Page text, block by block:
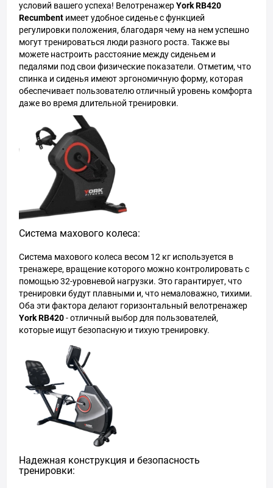
условий вашего успеха! ВелотренажерYork RB420
Recumbent имеет удобное сиденье с функцией
регулировки положения, благодаря чему на нем успешно
могут тренироваться люди разного роста. Также вы
можете настроить расстояние между сиденьем и
педалями под свои физические показатели. Отметим, что
спинка и сиденья имеют эргономичную форму, которая
обеспечивает пользователю отличный уровень комфорта
даже во время длительной тренировки.
Система махового колеса:
Система махового колеса весом 12 кг используется в
тренажере, вращение которого можно контролировать с
помощью 32-уровневой нагрузки. Это гарантирует, что
тренировки будут плавными и, что немаловажно, тихими.
Оба эти фактора делают горизонтальный велотренажер
York RB420- отличный выбор для пользователей,
которые ищут безопасную и тихую тренировку.
Надежная конструкция и безопасность
тренировки: